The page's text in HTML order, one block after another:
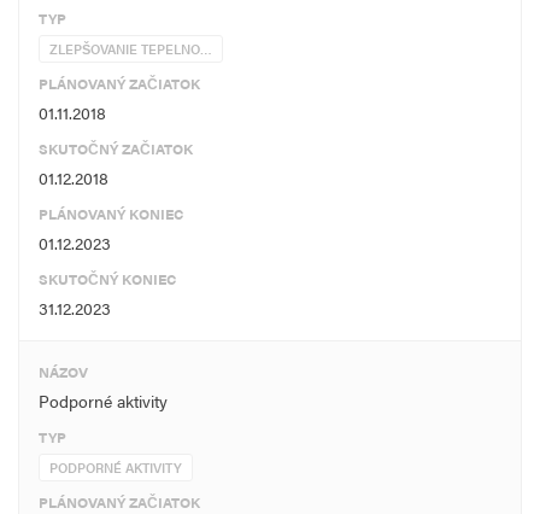
TYP
ZLEPŠOVANIE TEPELNO…
PLÁNOVANÝ ZAČIATOK
01.11.2018
SKUTOČNÝ ZAČIATOK
01.12.2018
PLÁNOVANÝ KONIEC
01.12.2023
SKUTOČNÝ KONIEC
31.12.2023
NÁZOV
Podporné aktivity
TYP
PODPORNÉ AKTIVITY
PLÁNOVANÝ ZAČIATOK